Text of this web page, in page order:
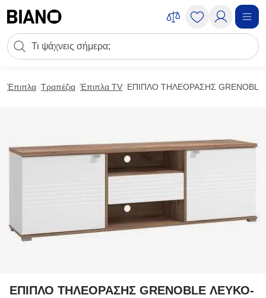
Πεδίο αναζήτησης
Έπιπλα Τραπέζια Έπιπλα TV ΕΠΙΠΛΟ ΤΗΛΕΟΡΑΣΗΣ GRENOBLE
ΕΠΙΠΛΟ ΤΗΛΕΟΡΑΣΗΣ GRENOBLE ΛΕΥΚΟ-